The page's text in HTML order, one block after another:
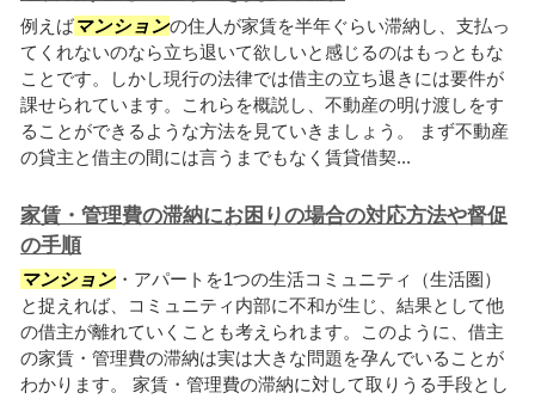
例えばマンションの住人が家賃を半年ぐらい滞納し、支払っ
てくれないのなら立ち退いて欲しいと感じるのはもっともな
ことです。しかし現行の法律では借主の立ち退きには要件が
課せられています。これらを概説し、不動産の明け渡しをす
ることができるような方法を見ていきましょう。 まず不動産
の貸主と借主の間には言うまでもなく賃貸借契...
家賃・管理費の滞納にお困りの場合の対応方法や督促
の手順
マンション・アパートを1つの生活コミュニティ（生活圏）
と捉えれば、コミュニティ内部に不和が生じ、結果として他
の借主が離れていくことも考えられます。このように、借主
の家賃・管理費の滞納は実は大きな問題を孕んでいることが
わかります。 家賃・管理費の滞納に対して取りうる手段とし